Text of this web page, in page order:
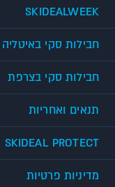
SKIDEALWEEK
חבילות סקי באיטליה
חבילות סקי בצרפת
תנאים ואחריות
SKIDEAL PROTECT
מדיניות פרטיות